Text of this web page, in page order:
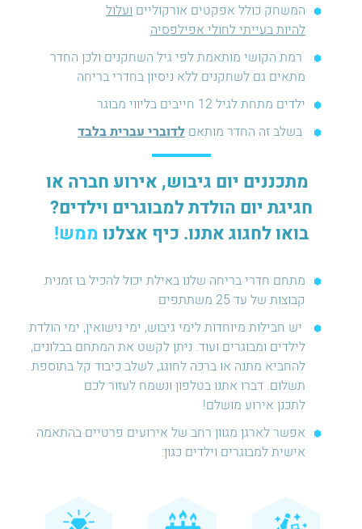
המשחק כולל אפקטים אורקוליים ועלול
להיות בעייתי לחולי אפילפסיה
רמת הקושי מותאמת לפי גיל השחקנים ולכן החדר
מתאים גם לשחקנים ללא ניסיון בחדרי בריחה
ילדים מתחת לגיל 12 חייבים בליווי מבוגר
בשלב זה החדר מותאם לדוברי עברית בלבד
מתכננים יום גיבוש, אירוע חברה או
חגיגת יום הולדת למבוגרים וילדים?
בואו לחגוג אתנו. כיף אצלנוממש!
מתחם חדרי בריחה שלנו באילת יכול להכיל בו זמנית
קבוצות של עד 25 משתתפים
יש חבילות מיוחדות לימי גיבוש, ימי נישואין, ימי הולדת
לילדים ומבוגרים ועוד. ניתן לקשט את המתחם בבלונים,
להחביא מתנה או ברכה לחוגג, לשלב כיבוד קל בתוספת
תשלום. דברו אתנו בטלפון ונשמח לעזור לכם
לתכנן אירוע מושלם!
אפשר לארגן מגוון רחב של אירועים פרטיים בהתאמה
אישית למבוגרים וילדים כגון: